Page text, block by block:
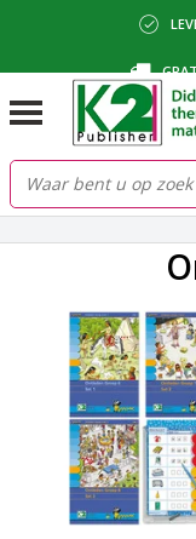
BETALING